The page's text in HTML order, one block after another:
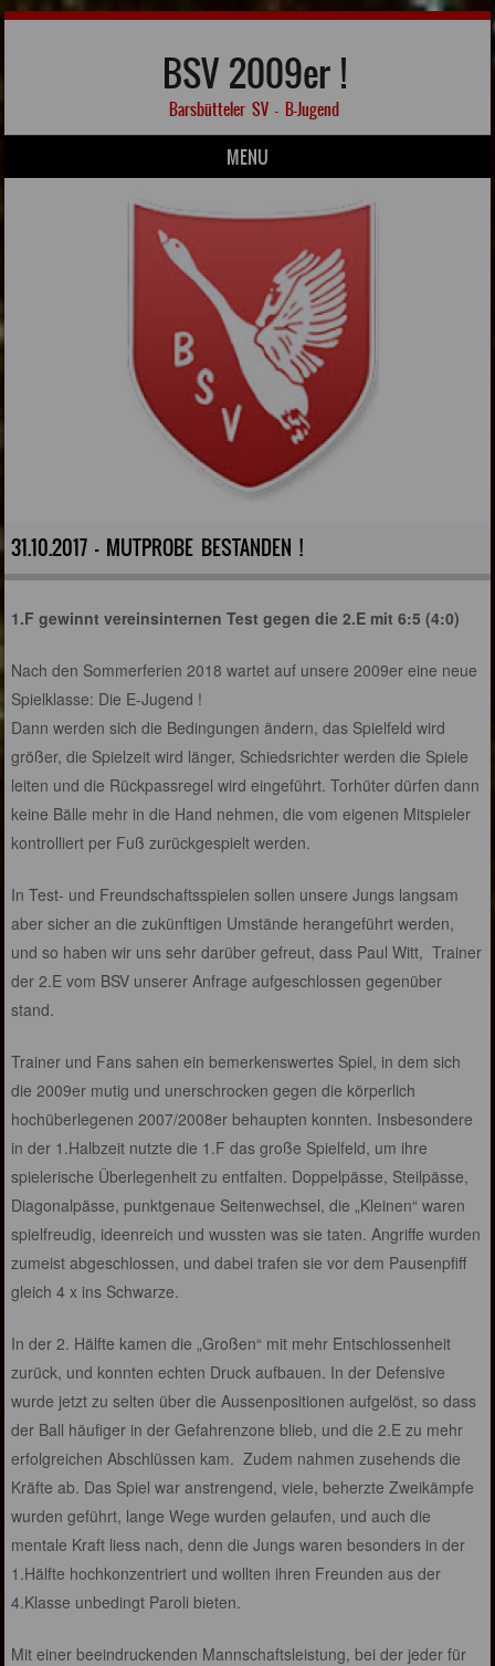
BSV 2009er !
Barsbütteler SV – B-Jugend
MENU
31.10.2017 - MUTPROBE BESTANDEN !
1.F gewinnt vereinsinternen Test gegen die 2.E mit 6:5 (4:0)
Nach den Sommerferien 2018 wartet auf unsere 2009er eine neue
Spielklasse: Die E-Jugend !
Dann werden sich die Bedingungen ändern, das Spielfeld wird
größer, die Spielzeit wird länger, Schiedsrichter werden die Spiele
leiten und die Rückpassregel wird eingeführt. Torhüter dürfen dann
keine Bälle mehr in die Hand nehmen, die vom eigenen Mitspieler
kontrolliert per Fuß zurückgespielt werden.
In Test- und Freundschaftsspielen sollen unsere Jungs langsam
aber sicher an die zukünftigen Umstände herangeführt werden,
und so haben wir uns sehr darüber gefreut, dass Paul Witt, Trainer
der 2.E vom BSV unserer Anfrage aufgeschlossen gegenüber
stand.
Trainer und Fans sahen ein bemerkenswertes Spiel, in dem sich
die 2009er mutig und unerschrocken gegen die körperlich
hochüberlegenen 2007/2008er behaupten konnten. Insbesondere
in der 1.Halbzeit nutzte die 1.F das große Spielfeld, um ihre
spielerische Überlegenheit zu entfalten. Doppelpässe, Steilpässe,
Diagonalpässe, punktgenaue Seitenwechsel, die „Kleinen“ waren
spielfreudig, ideenreich und wussten was sie taten. Angriffe wurden
zumeist abgeschlossen, und dabei trafen sie vor dem Pausenpfiff
gleich 4 x ins Schwarze.
In der 2. Hälfte kamen die „Großen“ mit mehr Entschlossenheit
zurück, und konnten echten Druck aufbauen. In der Defensive
wurde jetzt zu selten über die Aussenpositionen aufgelöst, so dass
der Ball häufiger in der Gefahrenzone blieb, und die 2.E zu mehr
erfolgreichen Abschlüssen kam. Zudem nahmen zusehends die
Kräfte ab. Das Spiel war anstrengend, viele, beherzte Zweikämpfe
wurden geführt, lange Wege wurden gelaufen, und auch die
mentale Kraft liess nach, denn die Jungs waren besonders in der
1.Hälfte hochkonzentriert und wollten ihren Freunden aus der
4.Klasse unbedingt Paroli bieten.
Mit einer beeindruckenden Mannschaftsleistung, bei der jeder für